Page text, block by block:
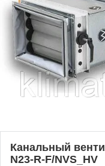
Канальный
N23-R-F/NVS_HV